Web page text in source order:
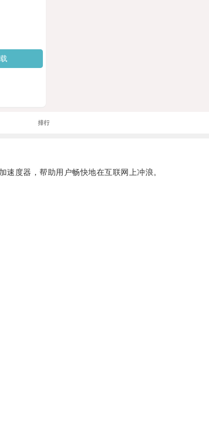
排行
度器，帮助用户畅快地在互联网上冲浪。